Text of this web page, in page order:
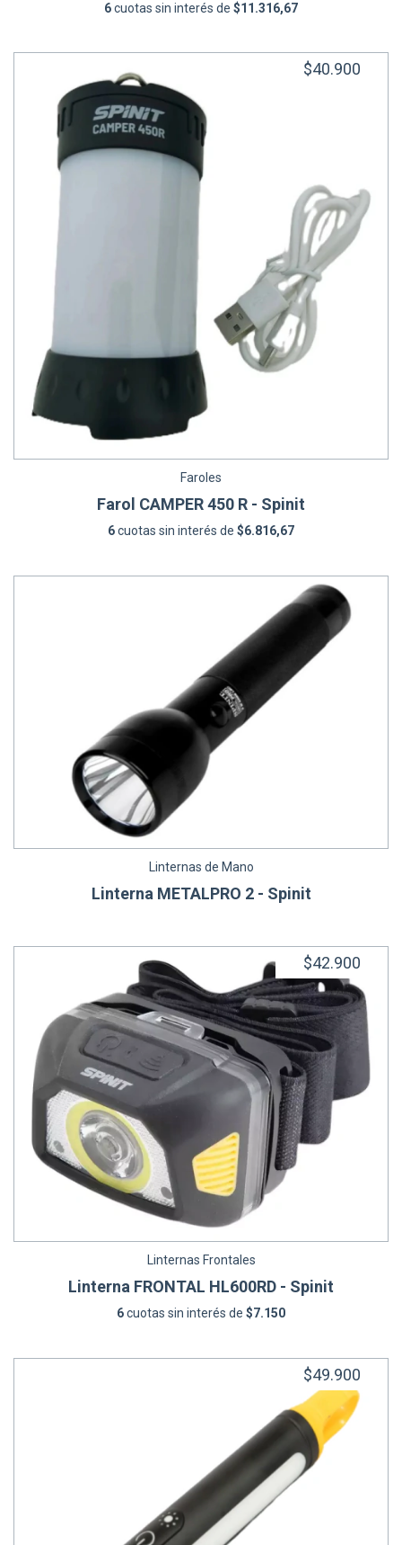
6cuotas sin interés de $11.316,67
$40.900
Faroles
Farol CAMPER 450 R - Spinit
6cuotas sin interés de $6.816,67
Linternas de Mano
Linterna METALPRO 2 - Spinit
$42.900
Linternas Frontales
Linterna FRONTAL HL600RD - Spinit
6cuotas sin interés de $7.150
$49.900